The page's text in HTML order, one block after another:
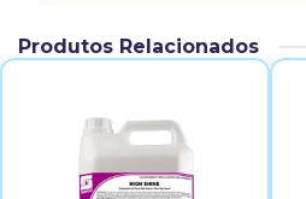
Produtos Relacionados